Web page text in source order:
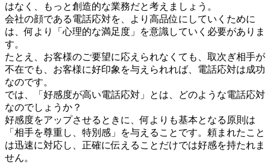
はなく、もっと創造的な業務だと考えましょう。
会社の顔である電話応対を、より高品位にしていくために
は、何より「心理的な満足度」を意識していく必要がありま
す。
たとえ、お客様のご要望に応えられなくても、取次ぎ相手が
不在でも、お客様に好印象を与えられれば、電話応対は成功
なのです。
では、「好感度が高い電話応対」とは、どのような電話応対
なのでしょうか？
好感度をアップさせるときに、何よりも基本となる原則は
「相手を尊重し、特別感」を与えることです。頼まれたこと
は迅速に対応し、正確に伝えることだけでは好感を持たれま
せん。